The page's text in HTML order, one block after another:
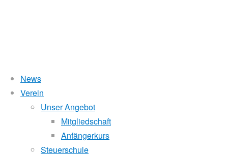
News
Verein
Unser Angebot
Mitgliedschaft
Anfängerkurs
Steuerschule
Fotos
Wasserstand Donau
Liegt der Wasserstand in Korneuburg (KORN)
beim Donauhort nicht gerudert.
Pegelstände (DoRIS)